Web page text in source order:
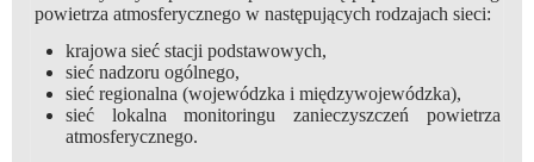
powietrza atmosferycznego w następujących rodzajach sieci:
krajowa sieć stacji podstawowych,
sieć nadzoru ogólnego,
sieć regionalna (wojewódzka i międzywojewódzka),
sieć lokalna monitoringu zanieczyszczeń powietrza
atmosferycznego.